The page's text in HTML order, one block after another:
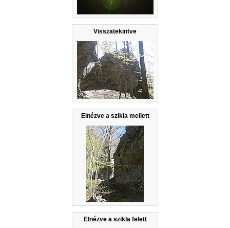
Visszatekintve
Elnézve a szikla mellett
Elnézve a szikla felett